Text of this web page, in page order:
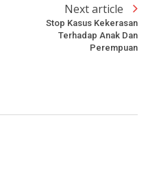
Next article
Stop Kasus Kekerasan
Terhadap Anak Dan
Perempuan